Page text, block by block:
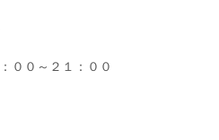
０～２１：００